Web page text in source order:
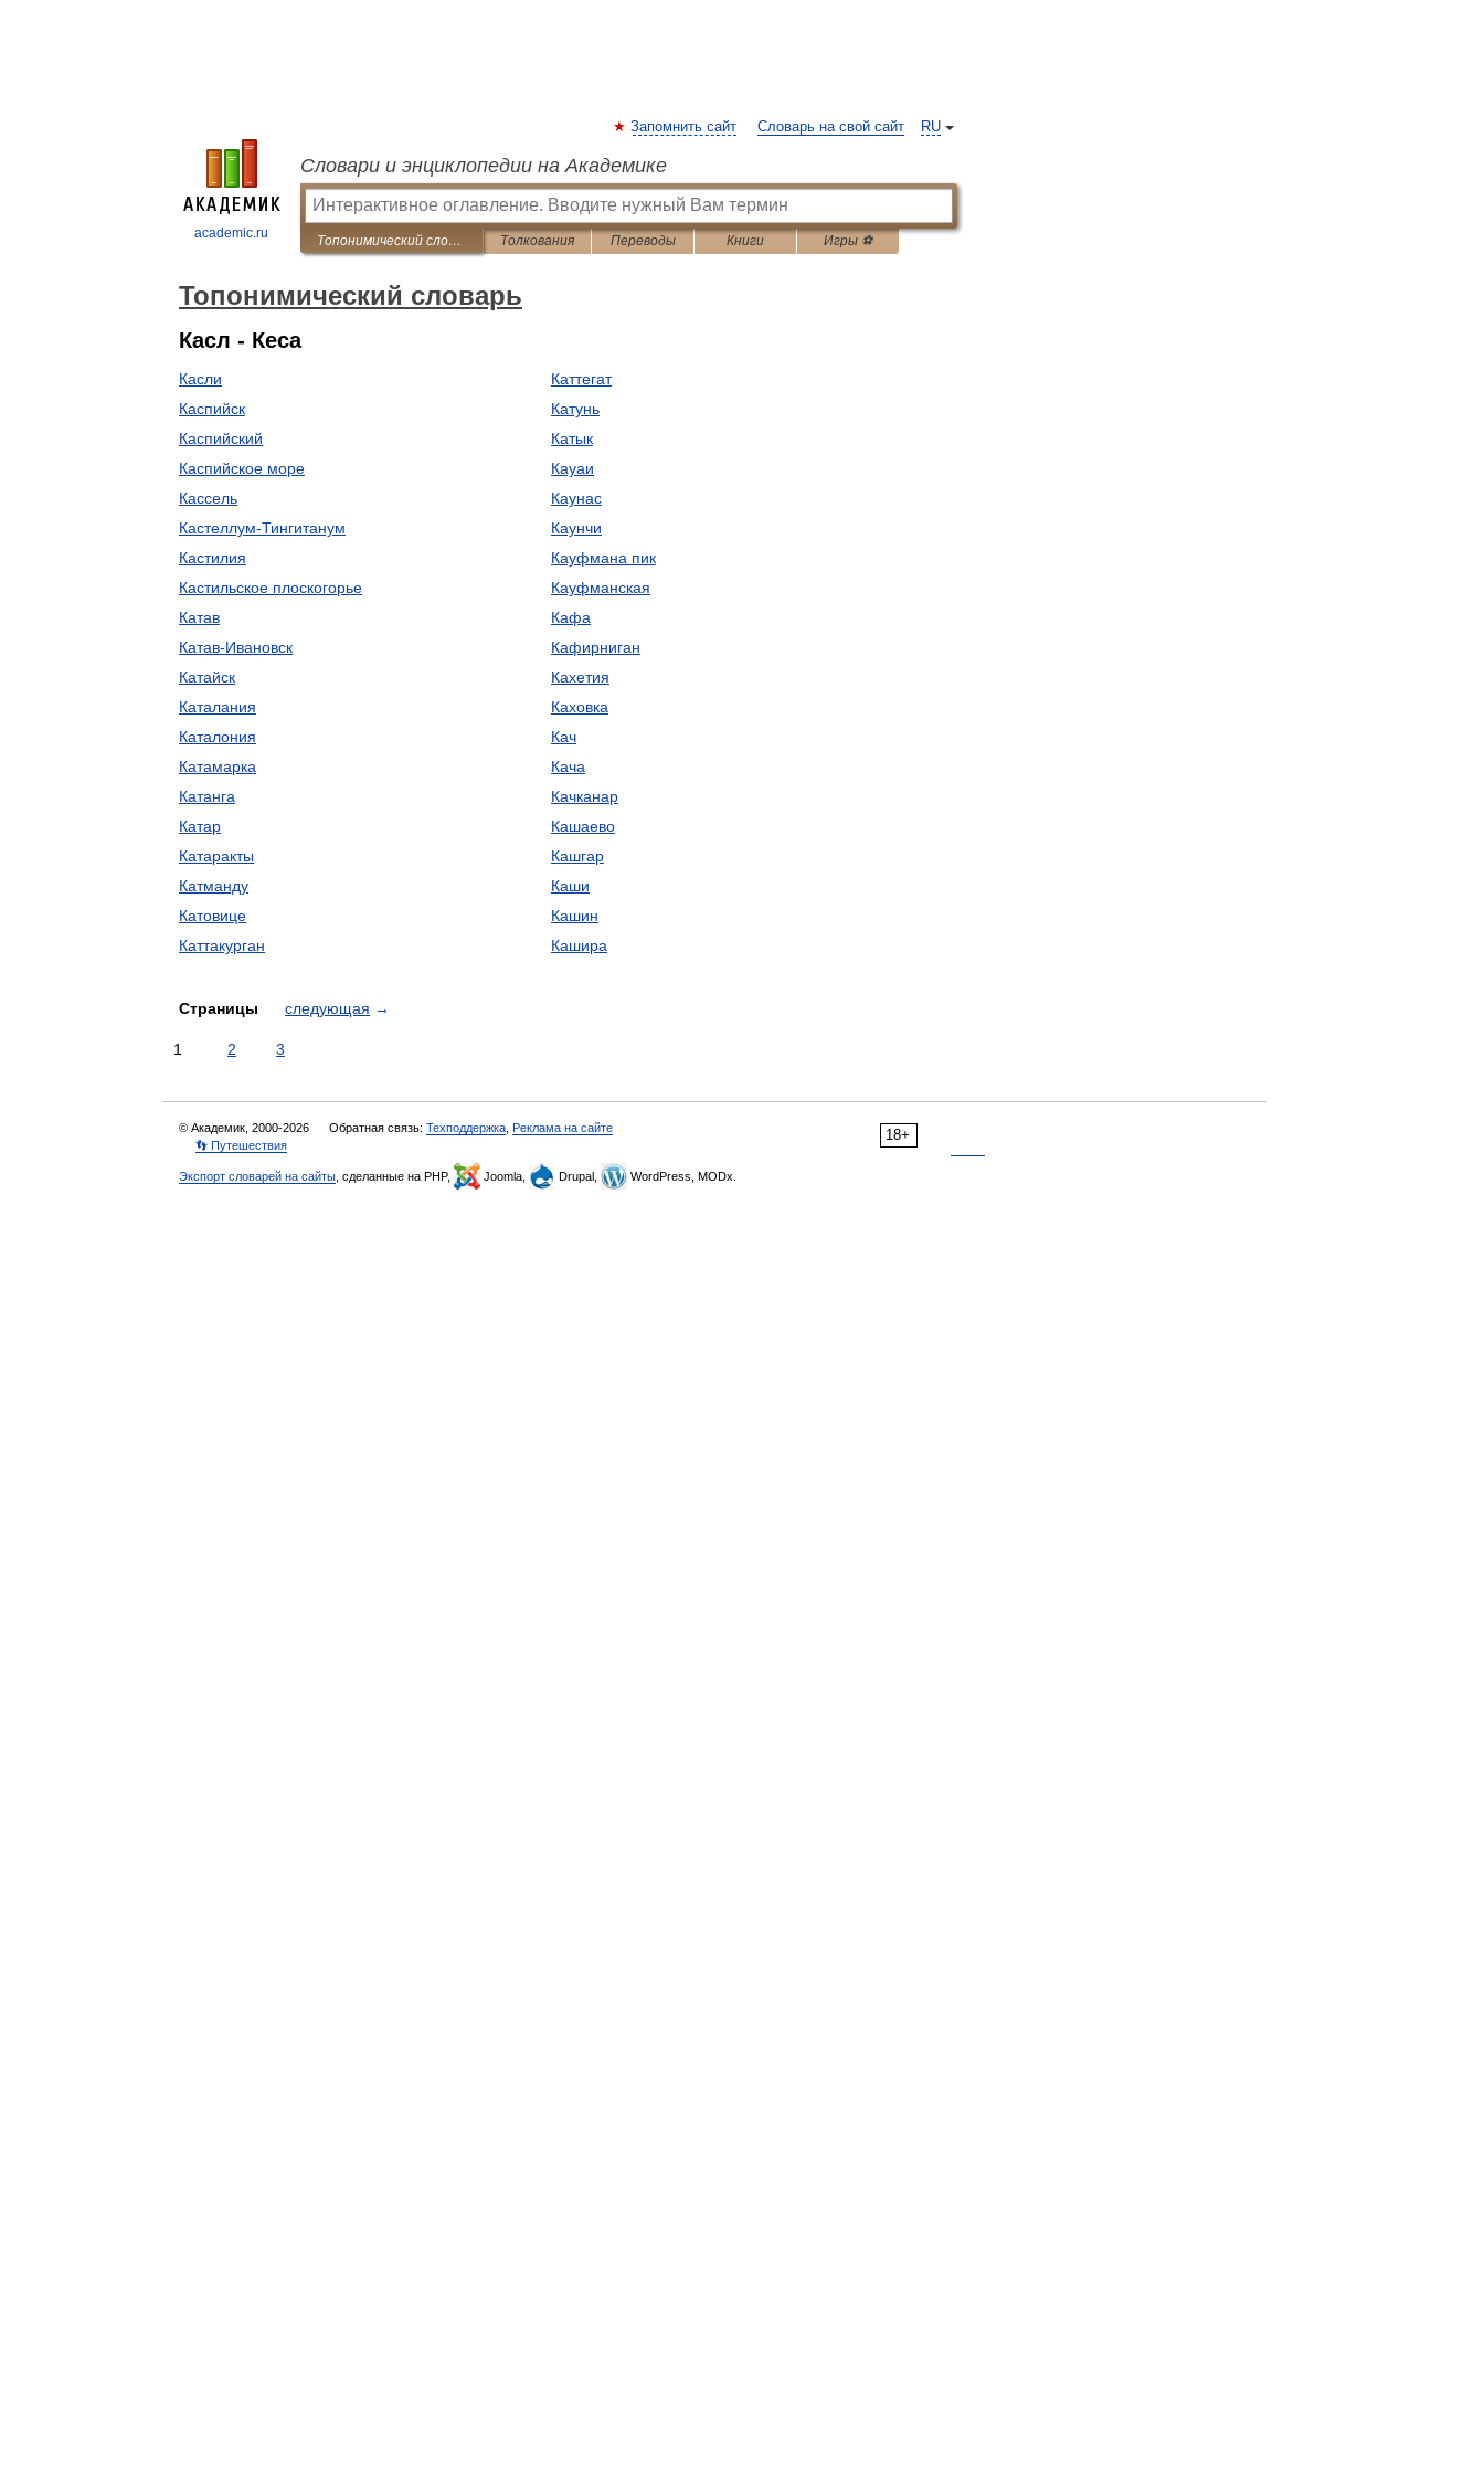
academic.ru
RU
Запомнить сайт Словарь на свой сайт
Словари и энциклопедии на Академике
Топонимический словарь Толкования Переводы Книги Игры ⚽
Топонимический словарь
Касл - Кеса
Касли
Каспийск
Каспийский
Каспийское море
Кассель
Кастеллум-Тингитанум
Кастилия
Кастильское плоскогорье
Катав
Катав-Ивановск
Катайск
Каталания
Каталония
Катамарка
Катанга
Катар
Катаракты
Катманду
Катовице
Каттакурган
Каттегат
Катунь
Катык
Кауаи
Каунас
Каунчи
Кауфмана пик
Кауфманская
Кафа
Кафирниган
Кахетия
Каховка
Кач
Кача
Качканар
Кашаево
Кашгар
Каши
Кашин
Кашира
Страницы следующая →
1 2 3
18+
© Академик, 2000-2026 Обратная связь: Техподдержка Реклама на сайте
👣 Путешествия
Экспорт словарей на сайты , сделанные на PHP, Joomla, Drupal, WordPress, MODx.